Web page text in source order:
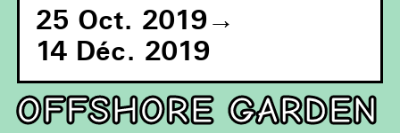
25 Oct. 2019→
14 Déc. 2019
OFFSHORE GARDEN